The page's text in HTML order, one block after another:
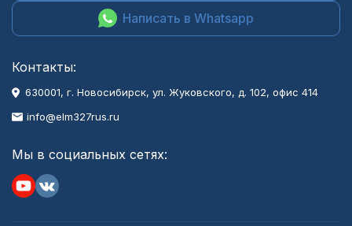
Написать в Whatsapp
Контакты:
630001, г. Новосибирск, ул. Жуковского, д. 102, офис 414
info@elm327rus.ru
Мы в социальных сетях: